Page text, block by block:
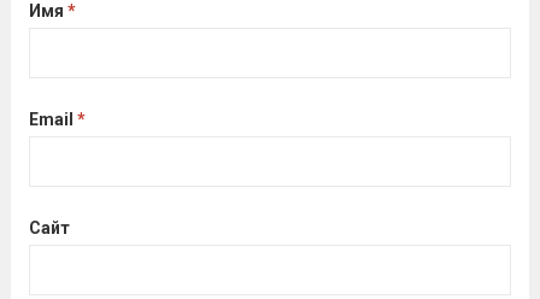
Имя *
Email *
Сайт